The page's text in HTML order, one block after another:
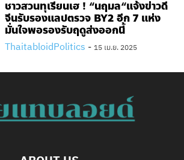
ชาวสวนทุเรียนเฮ ! “นฤมล“แจ้งข่าวดี
จีนรับรองแลปตรวจ BY2 อีก 7 แห่ง
มั่นใจพอรองรับฤดูส่งออกนี้
ThaitabloidPolitics - 15 เม.ย. 2025